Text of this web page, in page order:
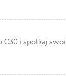
C30 i spotkaj